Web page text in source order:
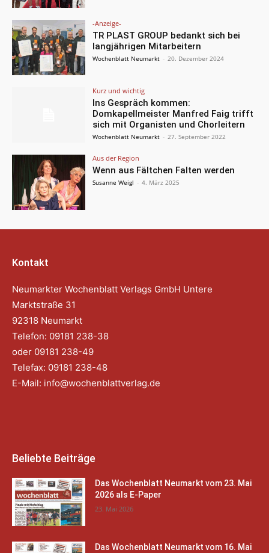
-Anzeige-
TR PLAST GROUP bedankt sich bei
langjährigen Mitarbeitern
Wochenblatt Neumarkt - 20. Dezember 2024
Kurz und wichtig
Ins Gespräch kommen:
Domkapellmeister Manfred Faig trifft
sich mit Organisten und Chorleitern
Wochenblatt Neumarkt - 27. September 2022
Aus der Region
Wenn aus Fältchen Falten werden
Susanne Weigl - 4. März 2025
Kontakt
Neumarkter Wochenblatt Verlags GmbH Untere
Marktstraße 31
92318 Neumarkt
Telefon: 09181 238-38
oder 09181 238-49
Telefax: 09181 238-48
E-Mail: info@wochenblattverlag.de
Beliebte Beiträge
Das Wochenblatt Neumarkt vom 23. Mai
2026 als E-Paper
23. Mai 2026
Das Wochenblatt Neumarkt vom 16. Mai